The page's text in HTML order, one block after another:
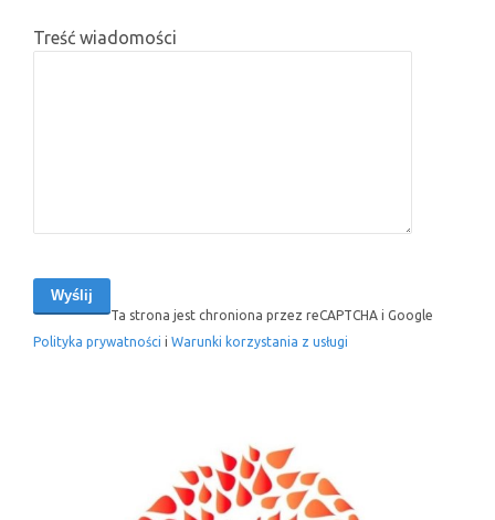
Treść wiadomości
Ta strona jest chroniona przez reCAPTCHA i Google
Polityka prywatności i Warunki korzystania z usługi